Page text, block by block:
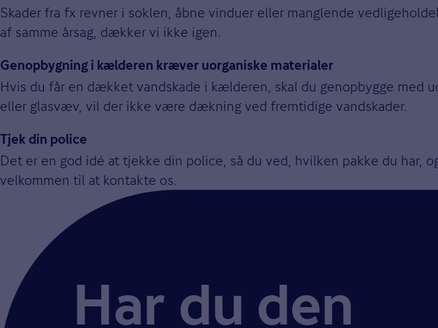
Skader fra fx revner i soklen, åbne vinduer eller manglende
af samme årsag, dækker vi ikke igen.
Genopbygning i kælderen kræver uorganiske materialer
Hvis du får en dækket vandskade i kælderen, skal du genopbygge med
eller glasvæv, vil der ikke være dækning ved fremtidige vandskader.
Tjek din police
Det er en god idé at tjekke din police, så du ved, hvilken pakke du har,
velkommen til at kontakte os.
Har du den